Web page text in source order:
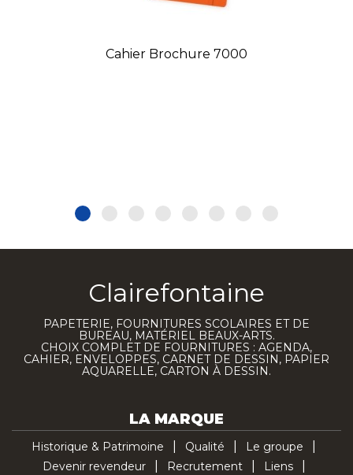
Cahier Brochure 7000
Clairefontaine
PAPETERIE, FOURNITURES SCOLAIRES ET DE
BUREAU, MATÉRIEL BEAUX-ARTS.
CHOIX COMPLET DE FOURNITURES : AGENDA,
CAHIER, ENVELOPPES, CARNET DE DESSIN, PAPIER
AQUARELLE, CARTON À DESSIN.
LA MARQUE
Historique & Patrimoine Qualité
Le groupe
Devenir revendeur
Recrutement
Liens